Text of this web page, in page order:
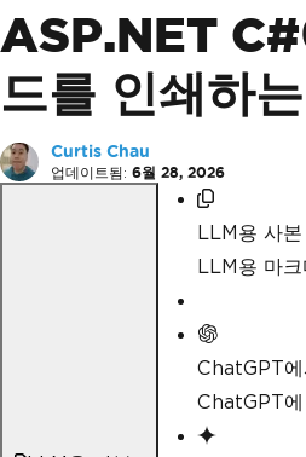
ASP.NET
드를 인쇄하
Curtis Chau
업데이트됨: 6월 28, 2026
LLM용 사본
LLM용 마
ChatGPT에
ChatGPT에